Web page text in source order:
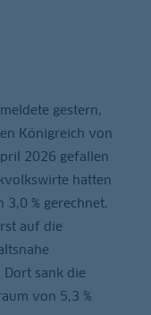
gestern,
Königreich von
2026 gefallen
hatten
% gerechnet.
auf die
Dort sank die
von 5,3 %